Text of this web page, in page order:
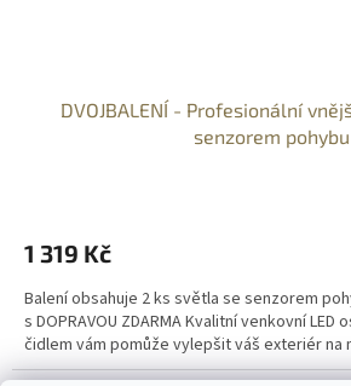
DVOJBALENÍ - Profesionální
senzorem pohybu
1 319 Kč
Balení obsahuje 2 ks světla se senzorem
s DOPRAVOU ZDARMA Kvalitní venkovní
čidlem vám pomůže vylepšit váš exteriér na